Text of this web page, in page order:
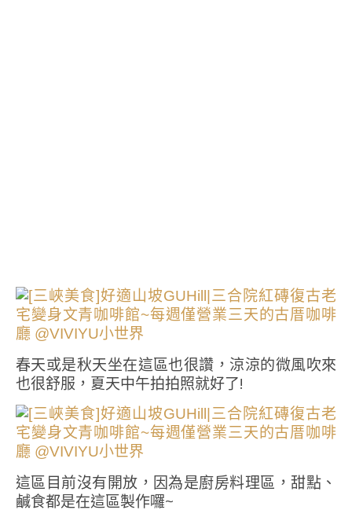
春天或是秋天坐在這區也很讚，涼涼的微風吹來
也很舒服，夏天中午拍拍照就好了!
這區目前沒有開放，因為是廚房料理區，甜點、
鹹食都是在這區製作囉~